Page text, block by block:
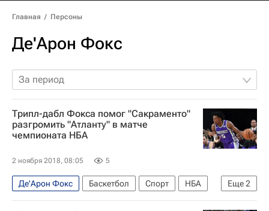
Главная / Персоны
Де'Арон Фокс
За период
Трипл-дабл Фокса помог "Сакраменто"
разгромить "Атланту" в матче
чемпионата НБА
2 ноября 2018, 08:05 5
Еще2
Де'Арон Фокс Баскетбол Спорт
НБА
Атланта Хокс
Сакраменто Кингз